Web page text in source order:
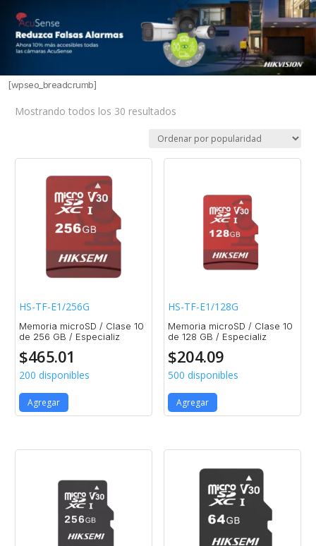
[wpseo_breadcrumb]
Mostrando todos los 30 resultados
popularity
HS-TF-E1/256G
Memoria microSD / Clase 10
de 256 GB / Especializ
$465.01
200 disponibles
Agregar
HS-TF-E1/128G
Memoria microSD / Clase 10
de 128 GB / Especializ
$204.09
500 disponibles
Agregar